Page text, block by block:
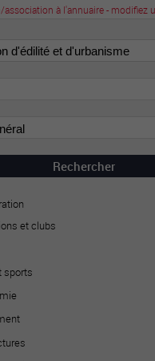
association à l'annuaire - modifiez